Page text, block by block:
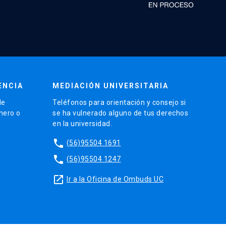
o
MEDIACIÓN UNIVERSITARIA
Teléfonos para orientación y consejo si
se ha vulnerado alguno de tus derechos
en la universidad.
phone (56)95504 1691
phone (56)95504 1247
launch Ir a la Oficina de Ombuds UC